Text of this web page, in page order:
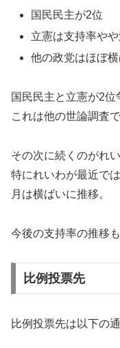
国民民主が2位
立憲は支持率や
他の政党はほぼ
国民民主と立憲が2位
これは他の世論調査
その次に続くのがれ
特にれいわが最近で
月は横ばいに推移。
今後の支持率の推移
比例投票先
比例投票先は以下の通